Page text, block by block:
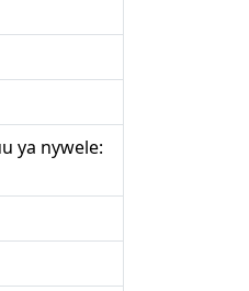
ya nywele: